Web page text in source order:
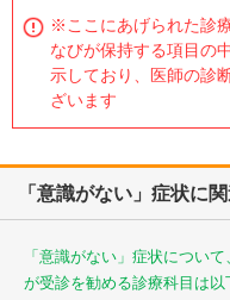
※ここにあげられた診
なびが保持する項目の
示しており、医師の診
ざいます
「意識がない」症状に
「意識がない」症状につい
が受診を勧める診療科目は以